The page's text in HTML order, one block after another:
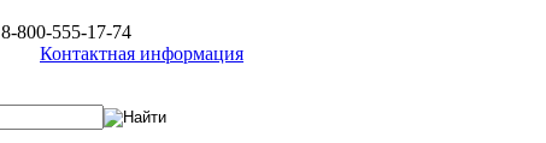
8-800-555-17-74
Контактная информация